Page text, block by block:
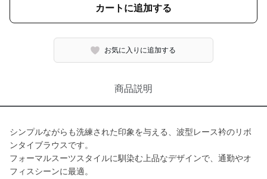
カートに追加する
お気に入りに追加する
商品説明
シンプルながらも洗練された印象を与える、波型レース衿のリボ
ンタイブラウスです。
フォーマルスーツスタイルに馴染む上品なデザインで、通勤やオ
フィスシーンに最適。